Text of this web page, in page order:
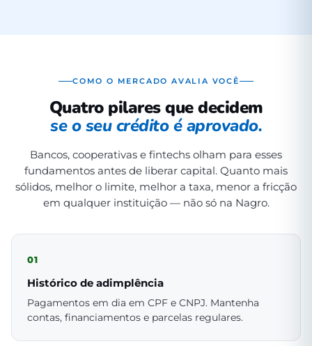
COMO O MERCADO AVALIA VOCÊ
Quatro pilares que decidem
se o seu crédito é aprovado.
Bancos, cooperativas e fintechs olham para esses
fundamentos antes de liberar capital. Quanto mais
sólidos, melhor o limite, melhor a taxa, menor a fricção
em qualquer instituição — não só na Nagro.
01
Histórico de adimplência
Pagamentos em dia em CPF e CNPJ. Mantenha
contas, financiamentos e parcelas regulares.